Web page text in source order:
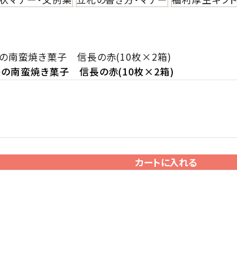
南蛮焼き菓子 信長の赤(10枚×2箱)
の南蛮焼き菓子 信長の赤(10枚×2箱)
カートに入れる